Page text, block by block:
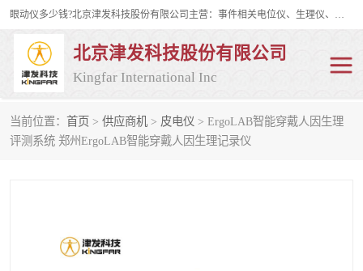
眼动仪多少钱?北京津发科技股份有限公司主营：事件相关电位仪、生理仪、肌电仪、脑电仪、皮电仪、眼动仪；是国家级高新技术企业、科技部认定的科技型中小企业和中关村高新技术企业，具备保密资格，具备自主进出口经营权；自主研发技术、产品与服务荣获多项省部级科学技术奖励、国家发明专利、国家软件著作权和省部级新技术新产品（服务）认证。
北京津发科技股份有限公司
Kingfar International Inc
当前位置： 首页 > 供应商机 > 皮电仪 > ErgoLAB智能穿戴人因生理
评测系统 郑州ErgoLAB智能穿戴人因生理记录仪
皮电仪 脑电仪
行为观察与表情分析